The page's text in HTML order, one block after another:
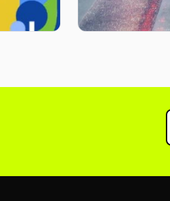
intensas no